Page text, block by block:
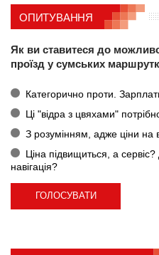
ОПИТУВАННЯ
Як ви ставитеся до
проїзд у сумських
Категорично проти.
Ці "відра з цвяхами"
З розумінням, адже ціни на
Ціна підвищиться, а
навігація?